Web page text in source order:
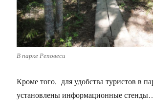
В парке Реповеси
Кроме того, для удобства туристов в
установлены информационные